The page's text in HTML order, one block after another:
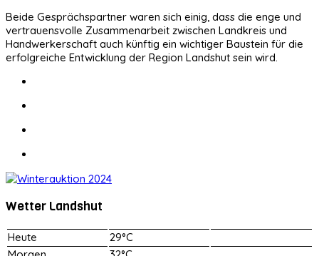
Beide Gesprächspartner waren sich einig, dass die enge und
vertrauensvolle Zusammenarbeit zwischen Landkreis und
Handwerkerschaft auch künftig ein wichtiger Baustein für die
erfolgreiche Entwicklung der Region Landshut sein wird.
Wetter Landshut
Heute
29°C